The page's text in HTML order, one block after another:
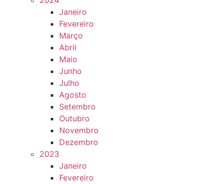
Janeiro
Fevereiro
Março
Abril
Maio
Junho
Julho
Agosto
Setembro
Outubro
Novembro
Dezembro
2023
Janeiro
Fevereiro